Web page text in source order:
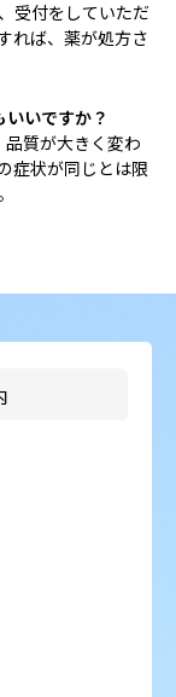
受付をしていただ
れば、薬が処方さ
いですか？
質が大きく変わ
症状が同じとは限